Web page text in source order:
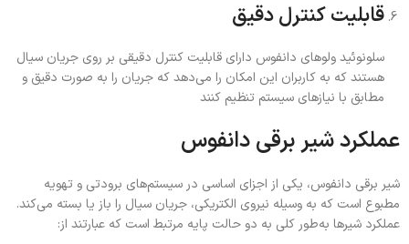
قابلیت کنترل دقیق
سلونوئید ولوهای دانفوس دارای قابلیت کنترل دقیقی بر روی جریان سیال
هستند که به کاربران این امکان را می‌دهد که جریان را به صورت دقیق و
مطابق با نیازهای سیستم تنظیم کنند
عملکرد شیر برقی دانفوس
شیر برقی دانفوس، یکی از اجزای اساسی در سیستم‌های برودتی و تهویه
مطبوع است که به وسیله نیروی الکتریکی، جریان سیال را باز یا بسته می‌کند.
عملکرد شیرها به‌طور کلی به دو حالت پایه مرتبط است که عبارتند از: